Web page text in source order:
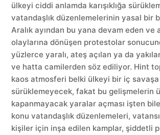
ülkeyi ciddi anlamda karışıklığa
vatandaşlık düzenlemelerinin yasal bir
Aralık ayından bu yana devam eden ve
olaylarına dönüşen protestolar
yüzlerce yaralı, ateş açılan ya da
ve hatta camilerden söz ediliyor. Hint
kaos atmosferi belki ülkeyi bir iç savaşa
sürüklemeyecek, fakat bu gelişmelerin
kapanmayacak yaralar açması işten
konu vatandaşlık düzenlemeleri,
kişiler için inşa edilen kamplar, şiddetli